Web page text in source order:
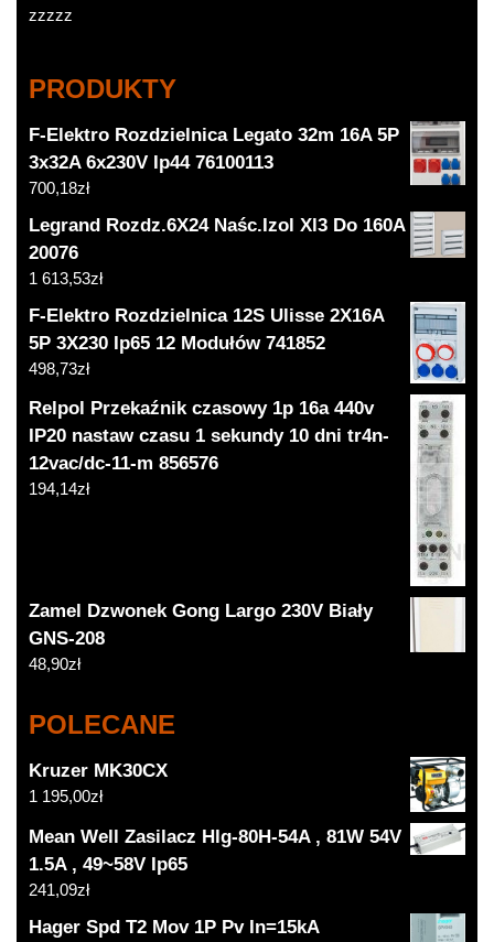
zzzzz
PRODUKTY
F-Elektro Rozdzielnica Legato 32m 16A 5P
3x32A 6x230V Ip44 76100113
700,18zł
Legrand Rozdz.6X24 Naśc.Izol Xl3 Do 160A
20076
1 613,53zł
F-Elektro Rozdzielnica 12S Ulisse 2X16A
5P 3X230 Ip65 12 Modułów 741852
498,73zł
Relpol Przekaźnik czasowy 1p 16a 440v
IP20 nastaw czasu 1 sekundy 10 dni tr4n-
12vac/dc-11-m 856576
194,14zł
Zamel Dzwonek Gong Largo 230V Biały
GNS-208
48,90zł
POLECANE
Kruzer MK30CX
1 195,00zł
Mean Well Zasilacz Hlg-80H-54A , 81W 54V
1.5A , 49~58V Ip65
241,09zł
Hager Spd T2 Mov 1P Pv In=15kA